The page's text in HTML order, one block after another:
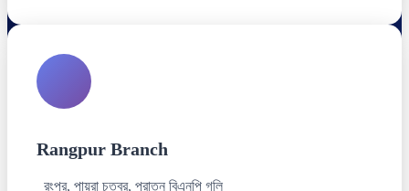
Rangpur Branch
রংপুর, পায়রা চত্বর, পুরাতন বিএনপি গলি